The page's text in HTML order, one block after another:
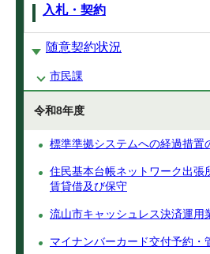
入札・契約
随意契約状況
市民課
令和8年度
標準準拠システムへの経過措置
住民基本台帳ネットワーク出張
賃貸借及び保守
流山市キャッシュレス決済運用
マイナンバーカード交付予約・